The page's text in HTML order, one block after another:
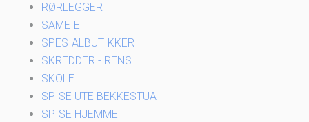
RØRLEGGER
SAMEIE
SPESIALBUTIKKER
SKREDDER - RENS
SKOLE
SPISE UTE BEKKESTUA
SPISE HJEMME